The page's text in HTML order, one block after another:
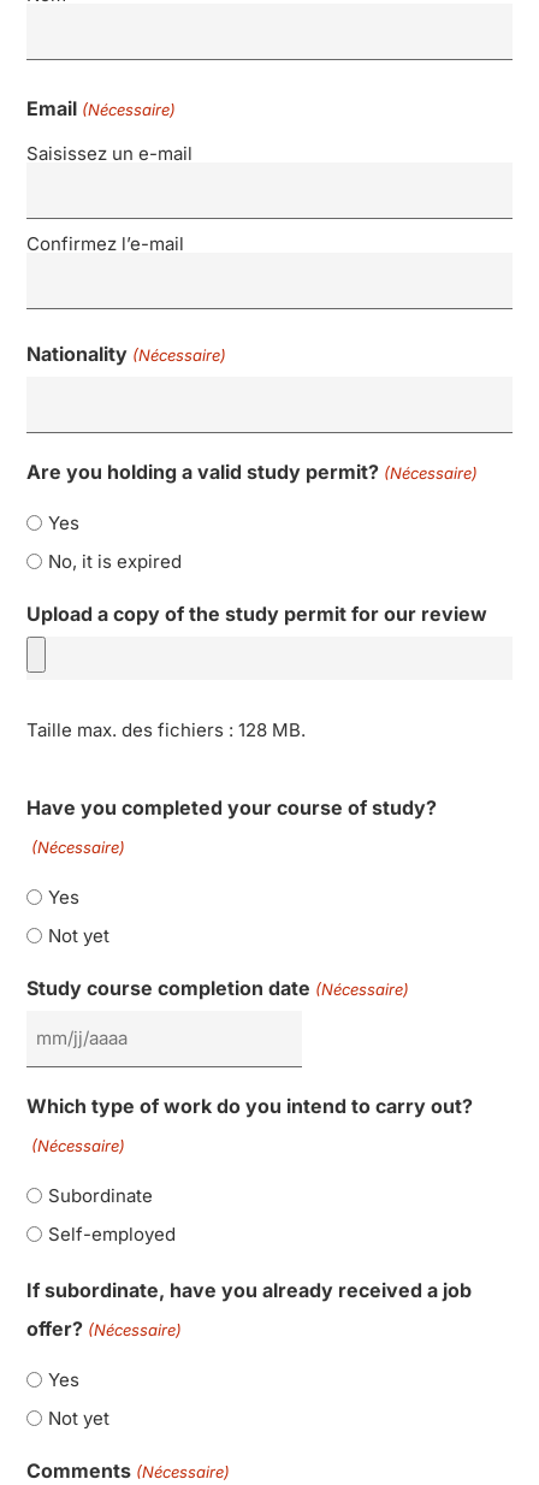
Email (Nécessaire)
Saisissez un e-mail
Confirmez l’e-mail
Nationality (Nécessaire)
Are you holding a valid study permit? (Nécessaire)
Yes
No, it is expired
Upload a copy of the study permit for our review
Taille max. des fichiers : 128 MB.
Have you completed your course of study?
(Nécessaire)
Yes
Not yet
Study course completion date (Nécessaire)
Which type of work do you intend to carry out?
(Nécessaire)
Subordinate
Self-employed
If subordinate, have you already received a job
offer? (Nécessaire)
Yes
Not yet
Comments (Nécessaire)